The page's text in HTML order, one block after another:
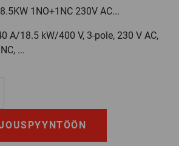
1NO+1NC 230V AC...
A/18.5 kW/400 V, 3-pole, 230 V AC,
...